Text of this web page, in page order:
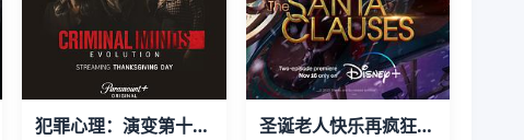
犯罪心理：演变第十六季 圣诞老人快乐再疯狂第一季